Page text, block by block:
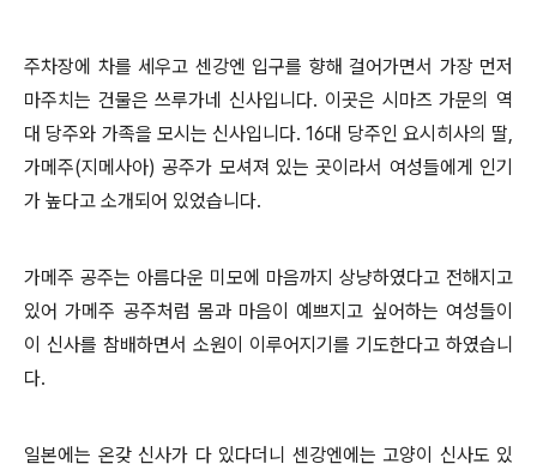
주차장에 차를 세우고 센강엔 입구를 향해 걸어가면서 가장 먼저
마주치는 건물은 쓰루가네 신사입니다. 이곳은 시마즈 가문의 역
대 당주와 가족을 모시는 신사입니다. 16대 당주인 요시히사의 딸,
가메주(지메사아) 공주가 모셔져 있는 곳이라서 여성들에게 인기
가 높다고 소개되어 있었습니다.
가메주 공주는 아름다운 미모에 마음까지 상냥하였다고 전해지고
있어 가메주 공주처럼 몸과 마음이 예쁘지고 싶어하는 여성들이
이 신사를 참배하면서 소원이 이루어지기를 기도한다고 하였습니
다.
일본에는 온갖 신사가 다 있다더니 센강엔에는 고양이 신사도 있